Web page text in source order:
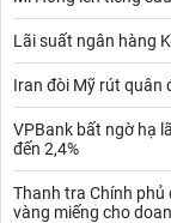
Lãi suất ngân hàng
Iran đòi Mỹ rút quân
VPBank bất ngờ hạ
đến 2,4%
Thanh tra Chính phủ
vàng miếng cho